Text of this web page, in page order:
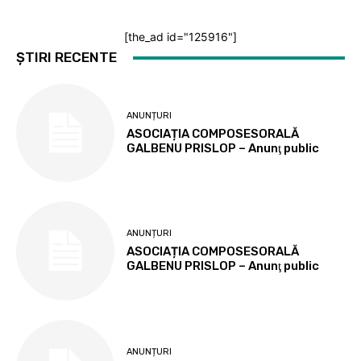
[the_ad id="125916"]
ȘTIRI RECENTE
ANUNȚURI
ASOCIAȚIA COMPOSESORALĂ
GALBENU PRISLOP – Anunţ public
ANUNȚURI
ASOCIAȚIA COMPOSESORALĂ
GALBENU PRISLOP – Anunţ public
ANUNȚURI